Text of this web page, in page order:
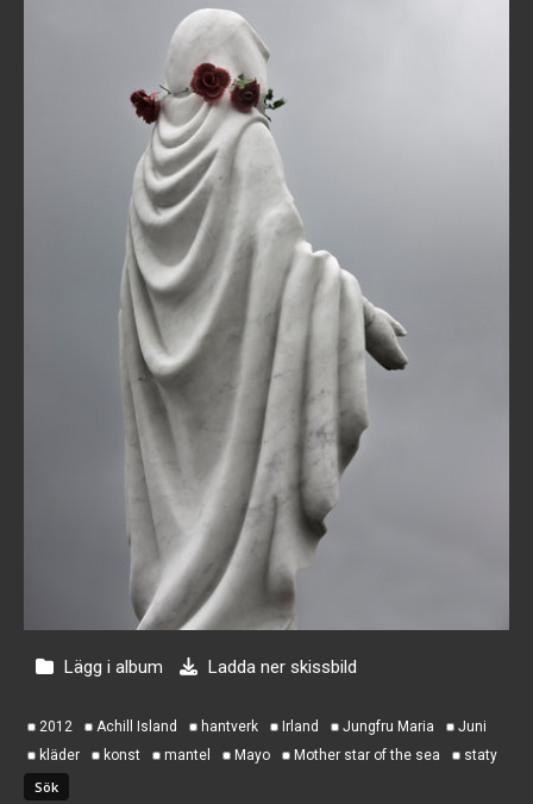
Lägg i album Ladda ner skissbild
2012 Achill Island hantverk Irland Jungfru Maria
Juni
kläder
konst mantel Mayo Mother star of the sea staty